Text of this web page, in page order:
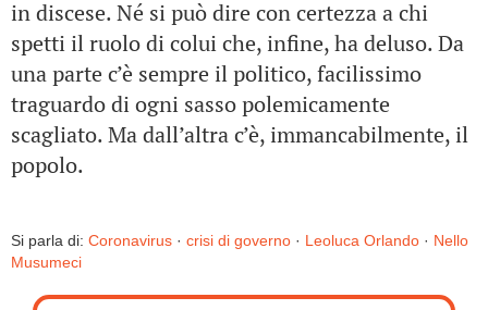
in discese. Né si può dire con certezza a chi
spetti il ruolo di colui che, infine, ha deluso. Da
una parte c’è sempre il politico, facilissimo
traguardo di ogni sasso polemicamente
scagliato. Ma dall’altra c’è, immancabilmente, il
popolo.
Si parla di: Coronavirus · crisi di governo · Leoluca Orlando · Nello
Musumeci